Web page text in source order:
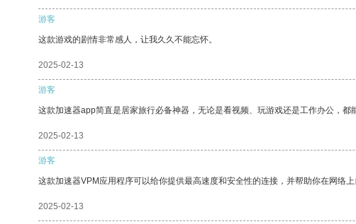
游客
这款游戏的剧情非常感人，让我久久不能忘怀。
2025-02-13
游客
这款加速器app简直是居家旅行必备神器，无论是看视频、玩游戏还是工作办公，
2025-02-13
游客
这款加速器VPM应用程序可以给你提供最高速度和安全性的连接，并帮助你在网络上
2025-02-13